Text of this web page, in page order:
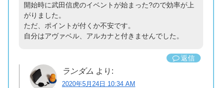
開始時に武田信虎のイベントが始まった?ので効率が上
がりました。
ただ、ポイントが付くか不安です。
自分はアヴァベル、アルカナと付きませんでした。
返信
ランダム より:
2020年5月24日 10:34 AM